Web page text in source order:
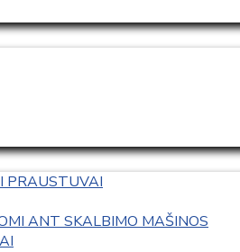
PRAUSTUVAI
ANT SKALBIMO MAŠINOS